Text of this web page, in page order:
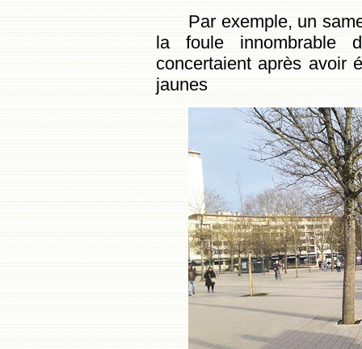
Par exemple, un
la foule innombrable
concertaient après avoir
jaunes